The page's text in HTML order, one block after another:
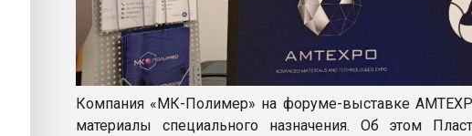
Компания «МК-Полимер» на форуме-выставке
материалы специального назначения. Об этом